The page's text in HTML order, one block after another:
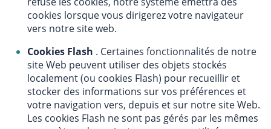
cookies lorsque vous dirigerez votre navigateur
vers notre site web.
Cookies Flash . Certaines fonctionnalités de notre
site Web peuvent utiliser des objets stockés
localement (ou cookies Flash) pour recueillir et
stocker des informations sur vos préférences et
votre navigation vers, depuis et sur notre site Web.
Les cookies Flash ne sont pas gérés par les mêmes